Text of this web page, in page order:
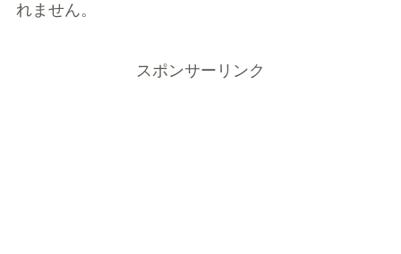
れません。
スポンサーリンク